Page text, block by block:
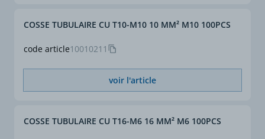
code article10010211
COSSE TUBULAIRE CU T10-M10 10 MM² M10 100PCS
voir l'article
COSSE TUBULAIRE CU T16-M6 16 MM² M6 100PCS